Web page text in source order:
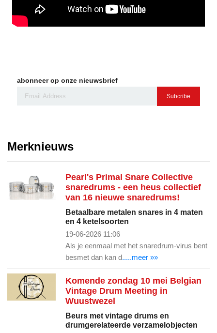
abonneer op onze nieuwsbrief
Subcribe
Merknieuws
Pearl's Primal Snare Collective
snaredrums - een heus collectief
van 16 nieuwe snaredrums!
Betaalbare metalen snares in 4 maten
en 4 ketelsoorten
19-06-2026 11:06
Als je eenmaal met het snaredrum-virus bent
besmet dan kan d.....meer »»
Komende zondag 10 mei Belgian
Vintage Drum Meeting in
Wuustwezel
Beurs met vintage drums en
drumgerelateerde verzamelobjecten